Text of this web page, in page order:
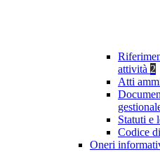
attività 2
Atti
Statuti e
Codice
Oneri